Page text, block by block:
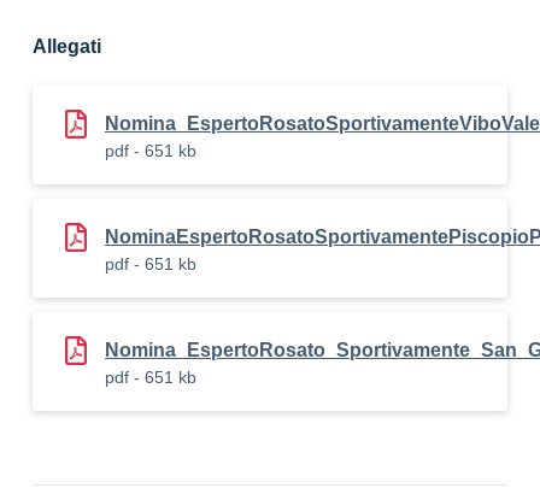
Allegati
pdf - 651 kb
pdf - 651 kb
pdf - 651 kb